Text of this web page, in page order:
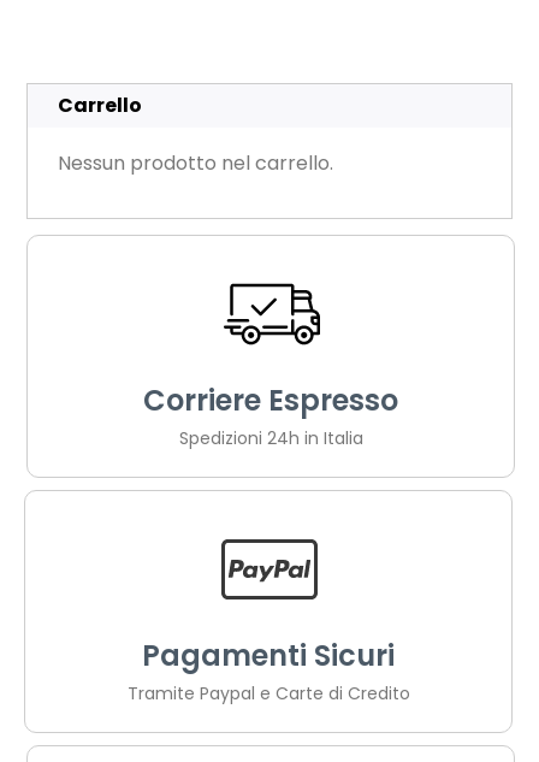
Carrello
Nessun prodotto nel carrello.
Corriere Espresso
Spedizioni 24h in Italia
Pagamenti Sicuri
Tramite Paypal e Carte di Credito